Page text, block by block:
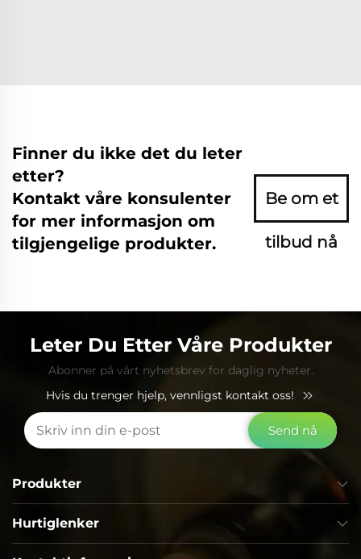
Finner du ikke det du leter
etter?
Kontakt våre konsulenter
for mer informasjon om
tilgjengelige produkter.
Be om et
tilbud nå
Leter Du Etter Våre Produkter
Abonner på vårt nyhetsbrev for daglig nyheter.
Hvis du trenger hjelp, vennligst kontakt oss!
Send nå
Hurtiglenker
Produkter